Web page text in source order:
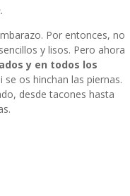
Por entonces, no
y lisos. Pero ahora
y en todos los
os hinchan las piernas.
desde tacones hasta